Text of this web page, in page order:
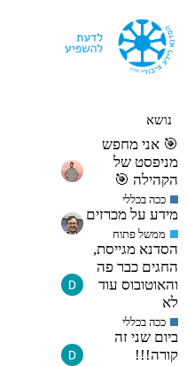
נושא
🎯 אני מחפש
מניפסט של
הקהילה 🎯
ככה בכללי
מידע על מכרזים
ממשל פתוח
הסדנא מגייסת,
החגים כבר פה
והאוטובוס עוד
לא
ככה בכללי
ביום שני זה
קורה!!!